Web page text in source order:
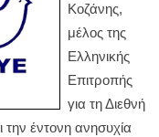
Κοζάνης,
μέλος της
Ελληνικής
Επιτροπής
για τη Διεθνή
έντονη ανησυχία